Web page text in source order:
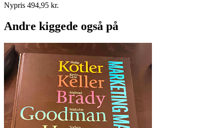
Nypris 494,95 kr.
Andre kiggede også på